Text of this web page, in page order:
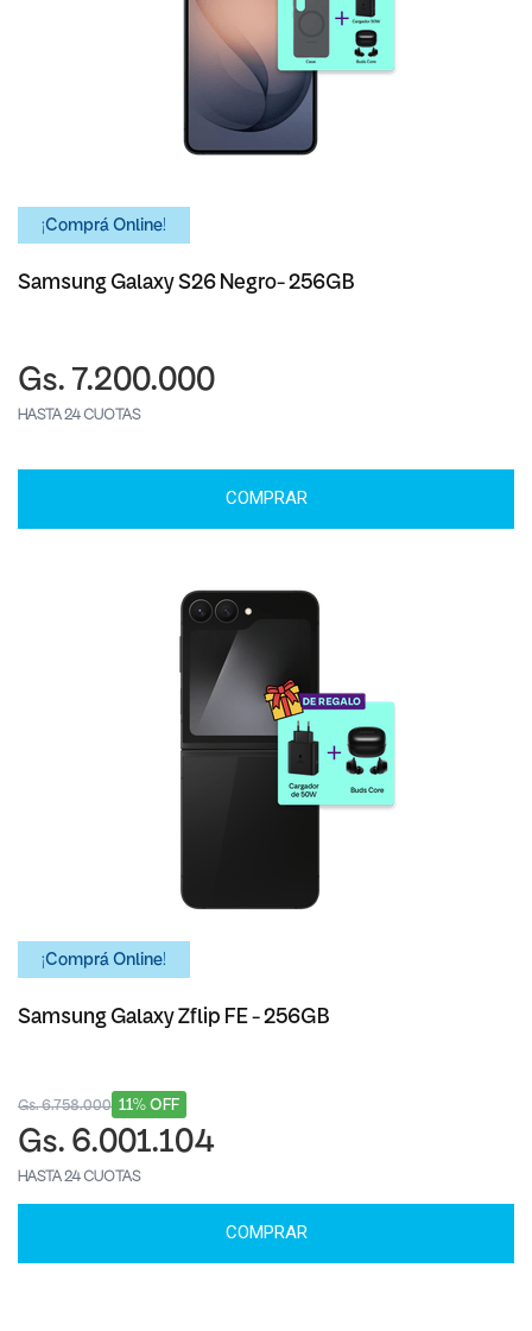
¡Comprá Online!
Samsung Galaxy S26 Negro- 256GB
Gs. 7.200.000
HASTA 24 CUOTAS
COMPRAR
¡Comprá Online!
Samsung Galaxy Zflip FE - 256GB
11% OFF
Gs. 6.758.000
Gs. 6.001.104
HASTA 24 CUOTAS
COMPRAR